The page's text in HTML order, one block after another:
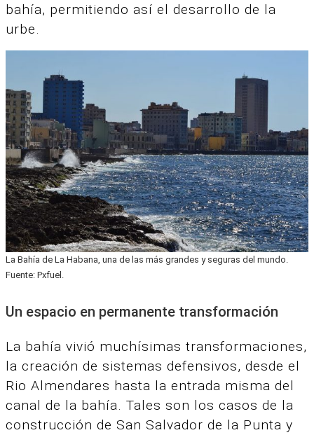
bahía, permitiendo así el desarrollo de la
urbe.
La Bahía de La Habana, una de las más grandes y seguras del mundo.
Fuente: Pxfuel.
Un espacio en permanente transformación
La bahía vivió muchísimas transformaciones,
la creación de sistemas defensivos, desde el
Rio Almendares hasta la entrada misma del
canal de la bahía. Tales son los casos de la
construcción de San Salvador de la Punta y